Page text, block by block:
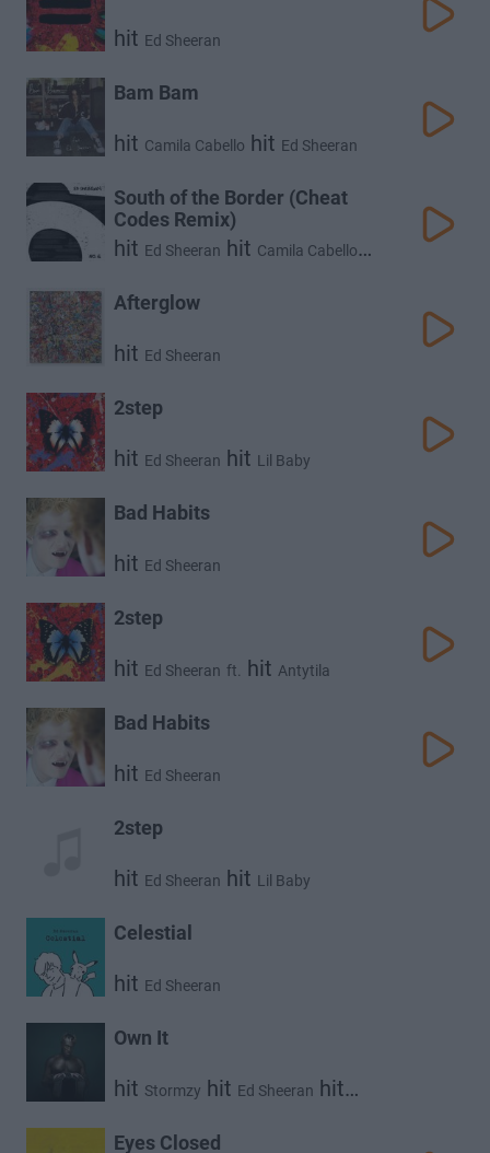
hit Ed Sheeran
Bam Bam
hit Camila Cabello hit Ed Sheeran
South of the Border (Cheat
Codes Remix)
hit Ed Sheeran hit Camila Cabello
Afterglow
hit Ed Sheeran
2step
hit Ed Sheeran hit Lil Baby
Bad Habits
hit Ed Sheeran
2step
hit Ed Sheeran ft. hit Antytila
Bad Habits
hit Ed Sheeran
2step
hit Ed Sheeran hit Lil Baby
Celestial
hit Ed Sheeran
Own It
hit Stormzy hit Ed Sheeran hit
Eyes Closed